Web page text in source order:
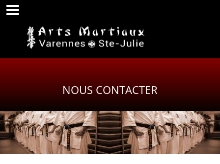
NOUS CONTACTER